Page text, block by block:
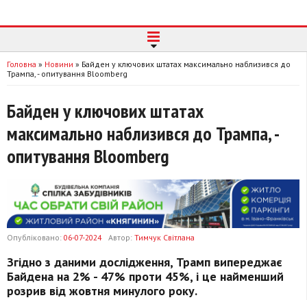
Головна » Новини » Байден у ключових штатах максимально наблизився до
Трампа, - опитування Bloomberg
Байден у ключових штатах
максимально наблизився до Трампа, -
опитування Bloomberg
Опубліковано: 06-07-2024 Автор: Тимчук Світлана
Згідно з даними дослідження, Трамп випереджає
Байдена на 2% - 47% проти 45%, і це найменший
розрив від жовтня минулого року.